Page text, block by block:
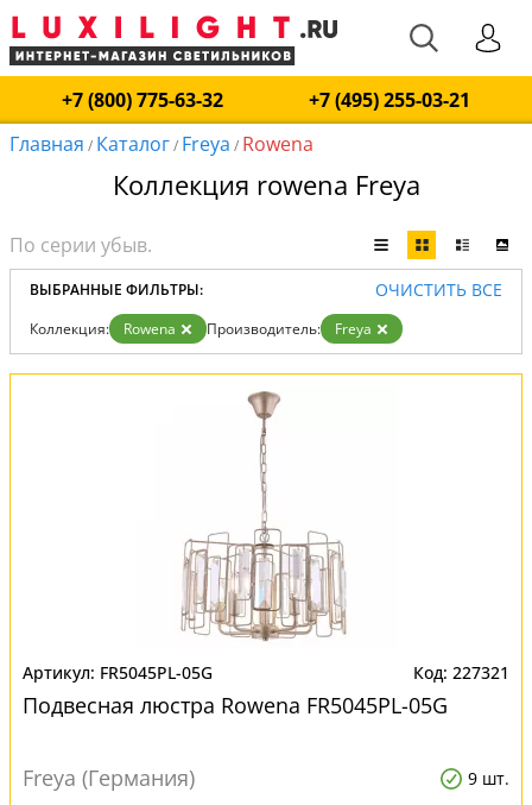
+7 (800) 775-63-32
+7 (495) 255-03-21
Главная / Каталог/ Freya / Rowena
Коллекция rowena Freya
ВЫБРАННЫЕ ФИЛЬТРЫ: ОЧИСТИТЬ ВСЕ
Коллекция: Rowena Производитель: Freya
FR5045PL-05G 227321
Подвесная люстра Rowena FR5045PL-05G
Freya (Германия) 9 шт.